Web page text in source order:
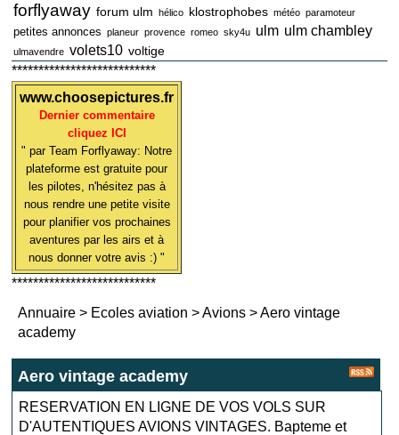
forflyaway forum ulm hélico klostrophobes météo paramoteur
petites annonces planeur provence romeo sky4u ulm ulm chambley
ulmavendre volets10 voltige
***************************
www.choosepictures.fr
Dernier commentaire
cliquez ICI
" par Team Forflyaway: Notre
plateforme est gratuite pour
les pilotes, n'hésitez pas à
nous rendre une petite visite
pour planifier vos prochaines
aventures par les airs et à
nous donner votre avis :) "
***************************
Annuaire > Ecoles aviation >Avions >Aero vintage
academy
Aero vintage academy
RESERVATION EN LIGNE DE VOS VOLS SUR
D'AUTENTIQUES AVIONS VINTAGES. Bapteme et